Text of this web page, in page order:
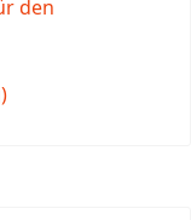
den